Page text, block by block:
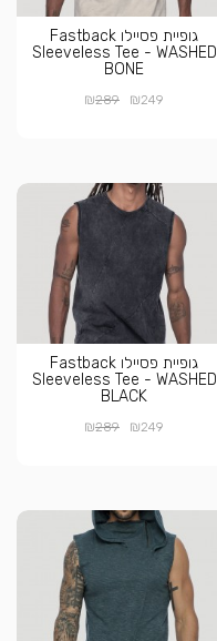
גופיית פסיילו Fastback
Sleeveless Tee - WASHED
BONE
₪249
₪289
גופיית פסיילו Fastback
Sleeveless Tee - WASHED
BLACK
₪249
₪289